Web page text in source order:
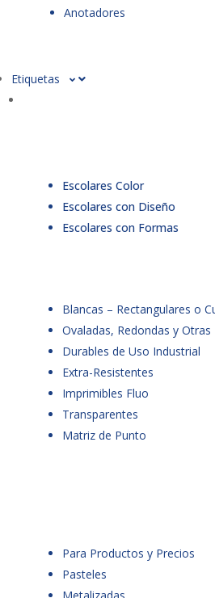
Anotadores
Etiquetas
Escolares Color
Escolares con Diseño
Escolares con Formas
Blancas – Rectangulares o
Ovaladas, Redondas y Otras
Durables de Uso Industrial
Extra-Resistentes
Imprimibles Fluo
Transparentes
Matriz de Punto
Para Productos y Precios
Pasteles
Metalizadas